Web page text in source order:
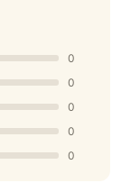
0
0
0
0
0